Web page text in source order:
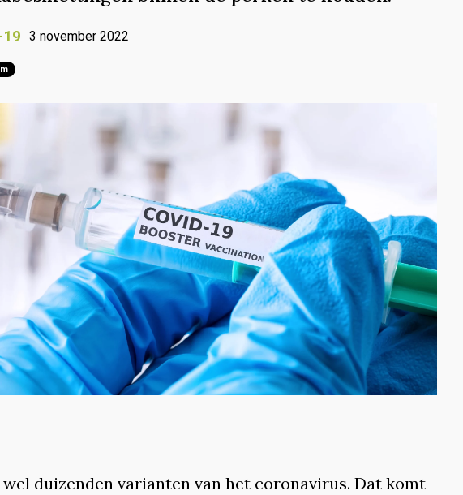
19 3 november 2022
duizenden varianten van het coronavirus. Dat komt